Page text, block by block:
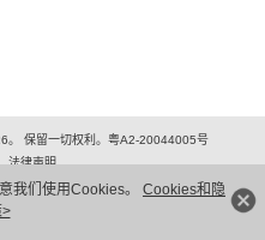
我们使用Cookies。 Cookies和隐
。 保留一切权利。粤A2-20044005号
法律声明